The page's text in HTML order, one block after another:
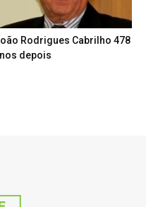
Rodrigues Cabrilho 478
depois